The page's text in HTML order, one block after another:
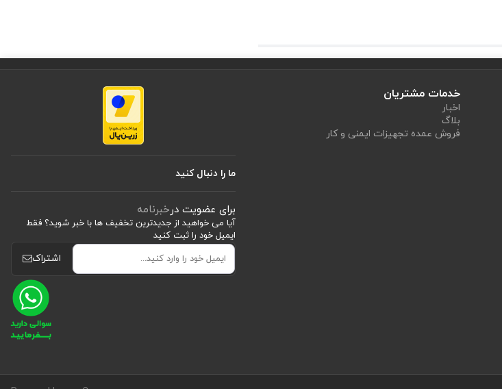
خدمات مشتریان
اخبار
بلاگ
فروش عمده تجهیزات ایمنی و کار
ما را دنبال کنید
برای عضویت درخبرنامه
آیا می خواهید از جدید‌ترین تخفیف‌ ها با‌ خبر شوید؟ فقط
ایمیل خود را ثبت کنید
اشتراک